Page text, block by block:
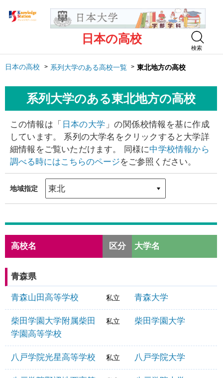
日本の高校
検索
日本の高校 系列大学のある高校一覧 東北地方の高校
系列大学のある東北地方の高校
この情報は「 日本の大学 」の関係校情報を基に作成
しています。 系列の大学名をクリックすると大学詳
細情報をご覧いただけます。 同様に中学校情報から
調べる時にはこちらのページをご参照ください。
地域指定
高校名 区分 大学名
青森県
青森山田高等学校 私立 青森大学
柴田学園大学附属柴田
学園高等学校
私立 柴田学園大学
八戸学院光星高等学校 私立 八戸学院大学